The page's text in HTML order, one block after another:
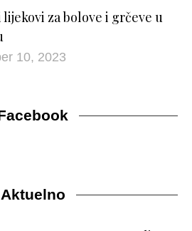
za bolove i grčeve u
10, 2023
Aktuelno